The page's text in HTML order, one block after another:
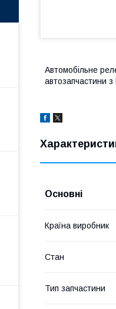
Автомобільне
автозапчастини з
Основні
Країна виробник
Стан
Тип запчастини